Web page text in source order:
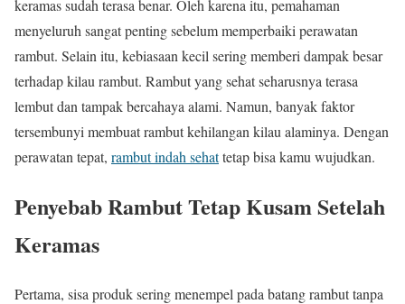
keramas sudah terasa benar. Oleh karena itu, pemahaman
menyeluruh sangat penting sebelum memperbaiki perawatan
rambut. Selain itu, kebiasaan kecil sering memberi dampak besar
terhadap kilau rambut. Rambut yang sehat seharusnya terasa
lembut dan tampak bercahaya alami. Namun, banyak faktor
tersembunyi membuat rambut kehilangan kilau alaminya. Dengan
perawatan tepat, rambut indah sehattetap bisa kamu wujudkan.
Penyebab Rambut Tetap Kusam Setelah
Keramas
Pertama, sisa produk sering menempel pada batang rambut tanpa